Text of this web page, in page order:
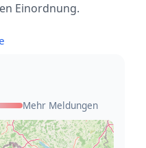
Einordnung.
Mehr Meldungen